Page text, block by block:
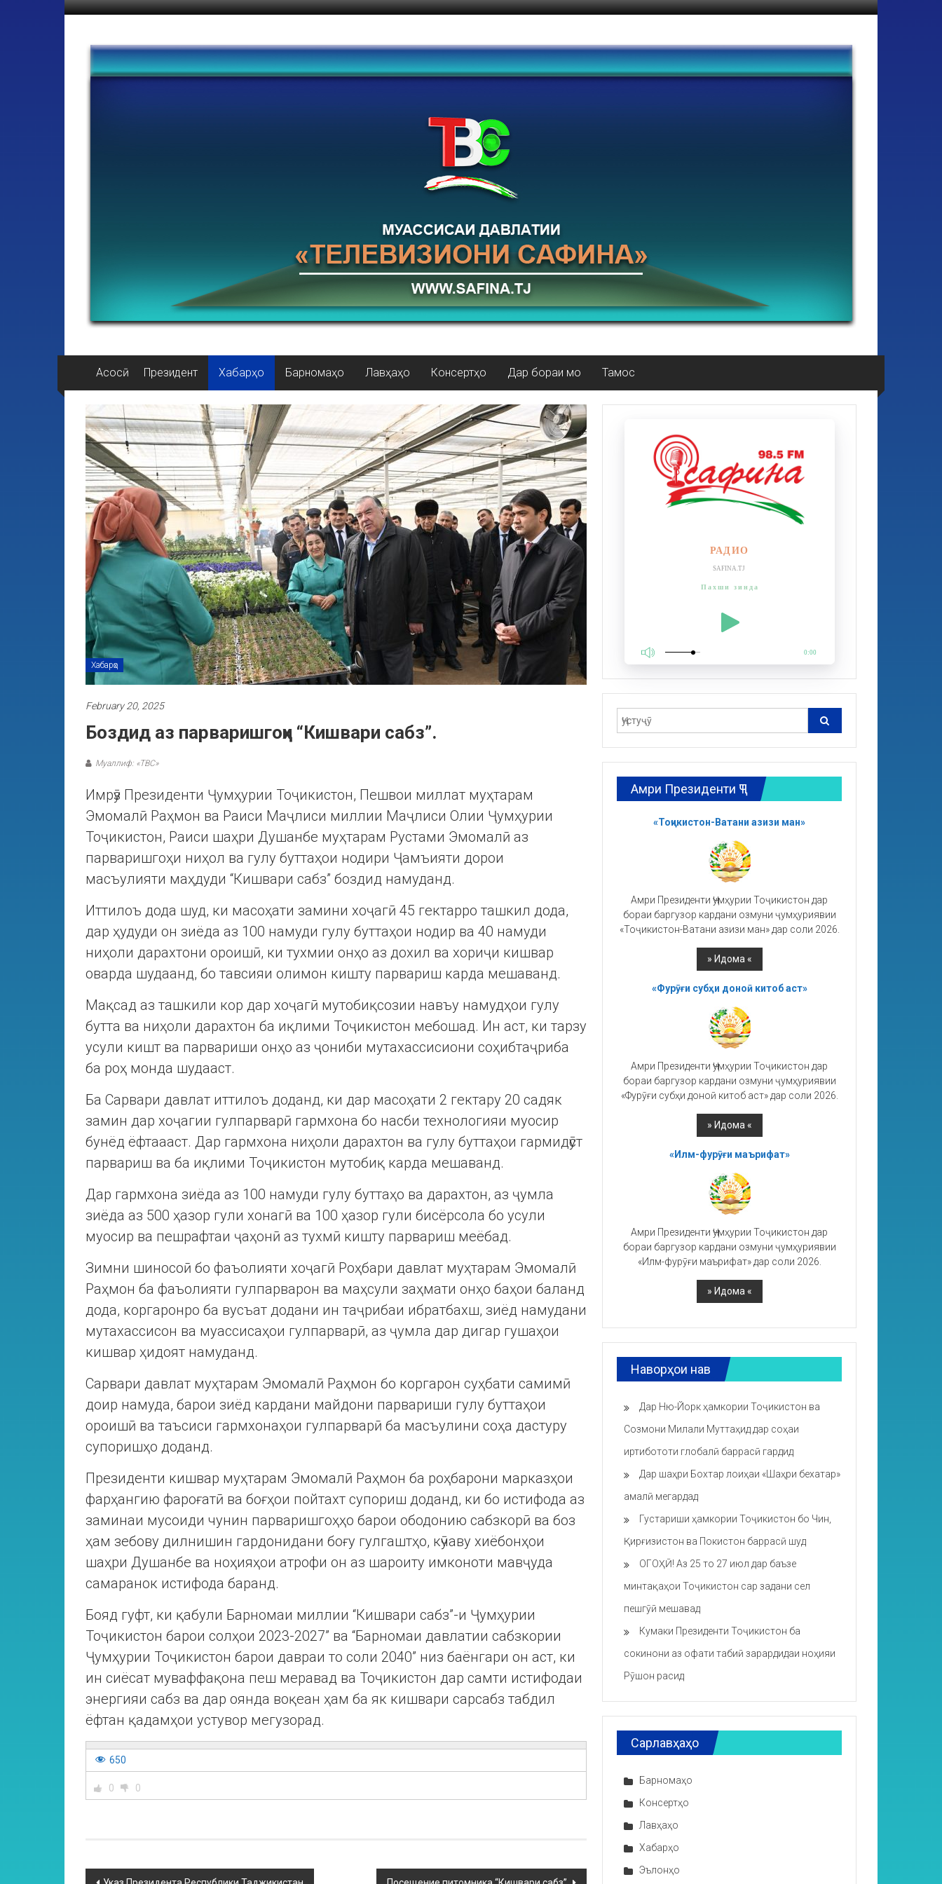
Асосӣ Президент Хабарҳо Барномаҳо Лавҳаҳо Консертҳо Дар бораи мо Тамос
Хабарҳо
February 20, 2025
Боздид аз парваришгоҳи “Кишвари сабз”.
Муаллиф: «ТВС»
Имрӯз Президенти Ҷумҳурии Тоҷикистон, Пешвои миллат муҳтарам
Эмомалӣ Раҳмон ва Раиси Маҷлиси миллии Маҷлиси Олии Ҷумҳурии
Тоҷикистон, Раиси шаҳри Душанбе муҳтарам Рустами Эмомалӣ аз
парваришгоҳи ниҳол ва гулу буттаҳои нодири Ҷамъияти дорои
масъулияти маҳдуди “Кишвари сабз” боздид намуданд.
Иттилоъ дода шуд, ки масоҳати замини хоҷагӣ 45 гектарро ташкил дода,
дар ҳудуди он зиёда аз 100 намуди гулу буттаҳои нодир ва 40 намуди
ниҳоли дарахтони ороишӣ, ки тухмии онҳо аз дохил ва хориҷи кишвар
оварда шудаанд, бо тавсияи олимон кишту парвариш карда мешаванд.
Мақсад аз ташкили кор дар хоҷагӣ мутобиқсозии навъу намудҳои гулу
бутта ва ниҳоли дарахтон ба иқлими Тоҷикистон мебошад. Ин аст, ки тарзу
усули кишт ва парвариши онҳо аз ҷониби мутахассисиони соҳибтаҷриба
ба роҳ монда шудааст.
Ба Сарвари давлат иттилоъ доданд, ки дар масоҳати 2 гектару 20 садяк
замин дар хоҷагии гулпарварӣ гармхона бо насби технологияи муосир
бунёд ёфтаааст. Дар гармхона ниҳоли дарахтон ва гулу буттаҳои гармидӯст
парвариш ва ба иқлими Тоҷикистон мутобиқ карда мешаванд.
Дар гармхона зиёда аз 100 намуди гулу буттаҳо ва дарахтон, аз ҷумла
зиёда аз 500 ҳазор гули хонагӣ ва 100 ҳазор гули бисёрсола бо усули
муосир ва пешрафтаи ҷаҳонӣ аз тухмӣ кишту парвариш меёбад.
Зимни шиносоӣ бо фаъолияти хоҷагӣ Роҳбари давлат муҳтарам Эмомалӣ
Раҳмон ба фаъолияти гулпарварон ва маҳсули заҳмати онҳо баҳои баланд
дода, коргаронро ба вусъат додани ин таҷрибаи ибратбахш, зиёд намудани
мутахассисон ва муассисаҳои гулпарварӣ, аз ҷумла дар дигар гушаҳои
кишвар ҳидоят намуданд.
Сарвари давлат муҳтарам Эмомалӣ Раҳмон бо коргарон суҳбати самимӣ
доир намуда, барои зиёд кардани майдони парвариши гулу буттаҳои
ороишӣ ва таъсиси гармхонаҳои гулпарварӣ ба масъулини соҳа дастуру
супоришҳо доданд.
Президенти кишвар муҳтарам Эмомалӣ Раҳмон ба роҳбарони марказҳои
фарҳангию фароғатӣ ва боғҳои пойтахт супориш доданд, ки бо истифода аз
заминаи мусоиди чунин парваришгоҳҳо барои ободонию сабзкорӣ ва боз
ҳам зебову дилнишин гардонидани боғу гулгаштҳо, кӯчаву хиёбонҳои
шаҳри Душанбе ва ноҳияҳои атрофи он аз шароиту имконоти мавҷуда
самаранок истифода баранд.
Бояд гуфт, ки қабули Барномаи миллии “Кишвари сабз”-и Ҷумҳурии
Тоҷикистон барои солҳои 2023-2027” ва “Барномаи давлатии сабзкории
Ҷумҳурии Тоҷикистон барои давраи то соли 2040” низ баёнгари он аст, ки
ин сиёсат муваффақона пеш меравад ва Тоҷикистон дар самти истифодаи
энергияи сабз ва дар оянда воқеан ҳам ба як кишвари сарсабз табдил
ёфтан қадамҳои устувор мегузорад.
650
0 0
РАДИО
SAFINA.TJ
Пахши зинда
0:00
Амри Президенти ҶТ
«Тоҷикистон-Ватани азизи ман»
Амри Президенти Ҷумҳурии Тоҷикистон дар
бораи баргузор кардани озмуни ҷумҳуриявии
«Тоҷикистон-Ватани азизи ман» дар соли 2026.
«Фурӯғи субҳи доноӣ китоб аст»
Амри Президенти Ҷумҳурии Тоҷикистон дар
бораи баргузор кардани озмуни ҷумҳуриявии
«Фурӯғи субҳи доноӣ китоб аст» дар соли 2026.
«Илм-фурӯғи маърифат»
Амри Президенти Ҷумҳурии Тоҷикистон дар
бораи баргузор кардани озмуни ҷумҳуриявии
«Илм-фурӯғи маърифат» дар соли 2026.
Наворҳои нав
Дар Ню-Йорк ҳамкории Тоҷикистон ва
Созмони Милали Муттаҳид дар соҳаи
иртибототи глобалӣ баррасӣ гардид
Дар шаҳри Бохтар лоиҳаи «Шаҳри бехатар»
амалӣ мегардад
Густариши ҳамкории Тоҷикистон бо Чин,
Қирғизистон ва Покистон баррасӣ шуд
ОГОҲӢ! Аз 25 то 27 июл дар баъзе
минтақаҳои Тоҷикистон сар задани сел
пешгӯӣ мешавад
Кумаки Президенти Тоҷикистон ба
сокинони аз офати табиӣ зарардидаи ноҳияи
Рӯшон расид
Сарлавҳаҳо
Барномаҳо
Консертҳо
Лавҳаҳо
Хабарҳо
Эълонҳо